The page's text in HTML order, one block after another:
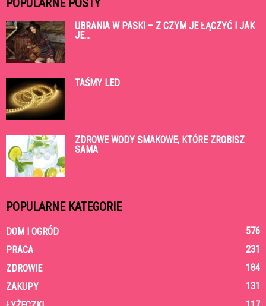
POPULARNE POSTY
UBRANIA W PASKI – Z CZYM JE ŁĄCZYĆ I JAK
JE...
TAŚMY LED
ZDROWE WODY SMAKOWE, KTÓRE ZROBISZ
SAMA
POPULARNE KATEGORIE
DOM I OGRÓD
576
PRACA
231
ZDROWIE
184
ZAKUPY
131